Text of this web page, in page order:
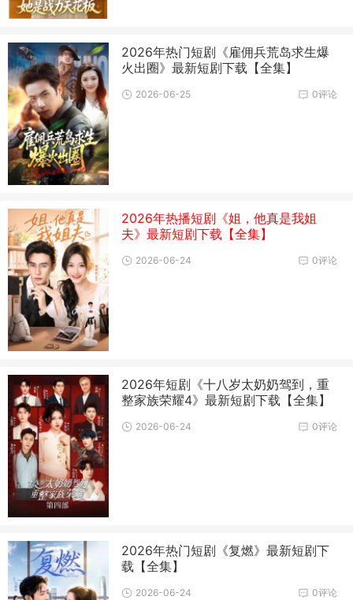
2026年热门短剧《雇佣兵荒岛求生爆
火出圈》最新短剧下载【全集】
0评论
2026-06-25
2026年热播短剧《姐，他真是我姐
夫》最新短剧下载【全集】
0评论
2026-06-24
2026年短剧《十八岁太奶奶驾到，重
整家族荣耀4》最新短剧下载【全集】
0评论
2026-06-24
2026年热门短剧《复燃》最新短剧下
载【全集】
0评论
2026-06-24